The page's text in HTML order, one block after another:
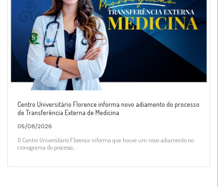
Centro Universitário Florence informa novo adiamento do processo
de Transferência Externa de Medicina
05/08/2026
O Centro Universitário Florence informa que houve um novo adiamento no
cronograma do processo...